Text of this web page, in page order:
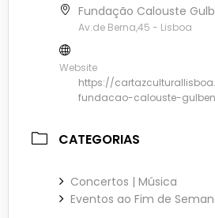
Fundação Calouste
Av.de Berna,45 - Lisboa
Website
https://
fundacao-calouste-
CATEGORIAS
Concertos | Música
Eventos ao Fim de